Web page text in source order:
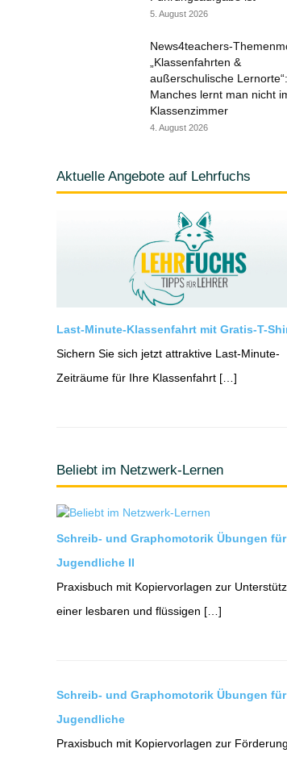
5. August 2026
News4teachers-
„Klassenfahrten &
außerschulische Lernorte“:
Manches lernt man nicht
Klassenzimmer
4. August 2026
Aktuelle Angebote auf Lehrfuchs
Last-Minute-Klassenfahrt mit Gratis-T-
Sichern Sie sich jetzt attraktive Last-Minute-
Zeiträume für Ihre Klassenfahrt […]
Beliebt im Netzwerk-Lernen
Schreib- und Graphomotorik Übungen für
Jugendliche II
Praxisbuch mit Kopiervorlagen zur
einer lesbaren und flüssigen […]
Schreib- und Graphomotorik Übungen für
Jugendliche
Praxisbuch mit Kopiervorlagen zur